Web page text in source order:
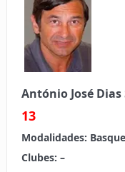
António José
13
Modalidades:
Clubes: –